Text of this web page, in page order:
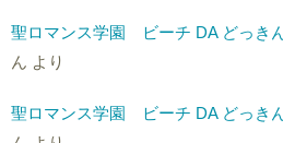
聖ロマンス学園 ビーチ DA どっき
ん より
聖ロマンス学園 ビーチ DA どっき